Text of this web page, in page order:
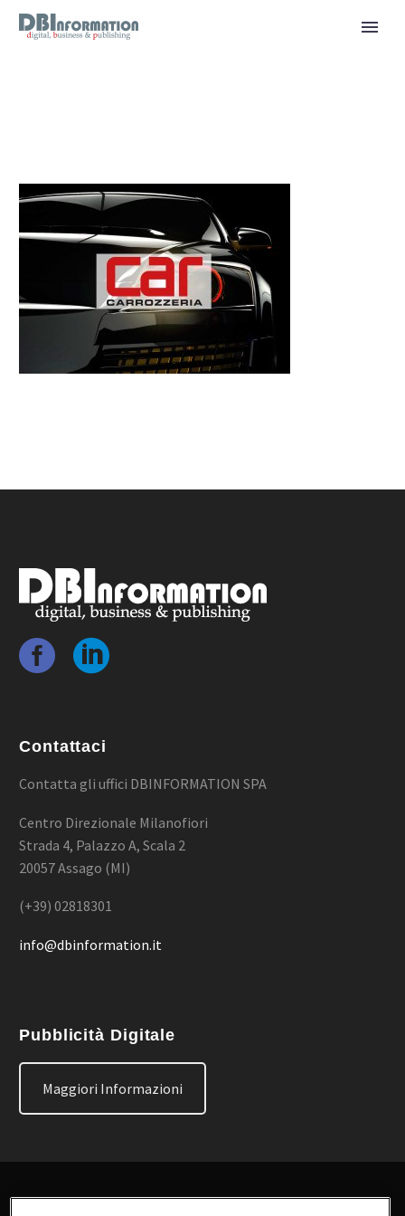
Contattaci
Contatta gli uffici DBINFORMATION SPA
Centro Direzionale Milanofiori
Strada 4, Palazzo A, Scala 2
20057 Assago (MI)
(+39) 02818301
info@dbinformation.it
Pubblicità Digitale
Maggiori Informazioni